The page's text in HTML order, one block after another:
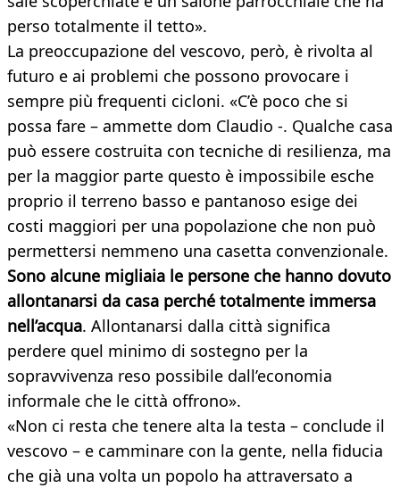
perso totalmente il tetto».
La preoccupazione del vescovo, però, è rivolta al
futuro e ai problemi che possono provocare i
sempre più frequenti cicloni. «C’è poco che si
possa fare – ammette dom Claudio -. Qualche casa
può essere costruita con tecniche di resilienza, ma
per la maggior parte questo è impossibile esche
proprio il terreno basso e pantanoso esige dei
costi maggiori per una popolazione che non può
permettersi nemmeno una casetta convenzionale.
Sono alcune migliaia le persone che hanno dovuto
allontanarsi da casa perché totalmente immersa
nell’acqua. Allontanarsi dalla città significa
perdere quel minimo di sostegno per la
sopravvivenza reso possibile dall’economia
informale che le città offrono».
«Non ci resta che tenere alta la testa – conclude il
vescovo – e camminare con la gente, nella fiducia
che già una volta un popolo ha attraversato a